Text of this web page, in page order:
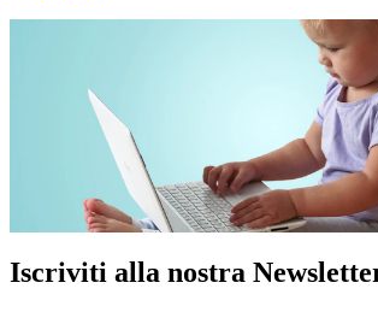
Iscriviti alla nostra